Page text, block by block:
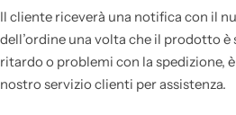
Il cliente riceverà una notifica con il
dell’ordine una volta che il prodotto è
ritardo o problemi con la spedizione,
nostro servizio clienti per assistenza.